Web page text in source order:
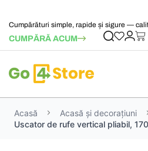
Cumpărături simple, rapide și sigure —
CUMPĂRĂ ACUM
Acasă Acasă și decorațiuni
Uscator de rufe vertical pliabil,